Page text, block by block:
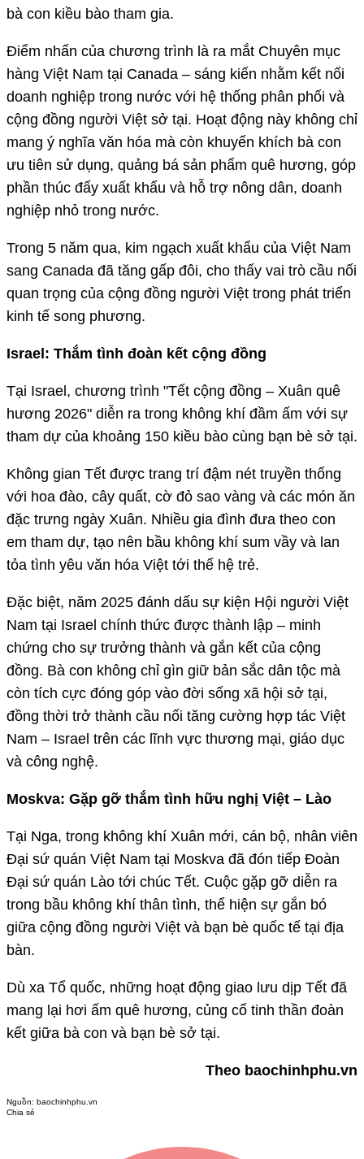
bà con kiều bào tham gia.
Điểm nhấn của chương trình là ra mắt Chuyên mục
hàng Việt Nam tại Canada – sáng kiến nhằm kết nối
doanh nghiệp trong nước với hệ thống phân phối và
cộng đồng người Việt sở tại. Hoạt động này không chỉ
mang ý nghĩa văn hóa mà còn khuyến khích bà con
ưu tiên sử dụng, quảng bá sản phẩm quê hương, góp
phần thúc đẩy xuất khẩu và hỗ trợ nông dân, doanh
nghiệp nhỏ trong nước.
Trong 5 năm qua, kim ngạch xuất khẩu của Việt Nam
sang Canada đã tăng gấp đôi, cho thấy vai trò cầu nối
quan trọng của cộng đồng người Việt trong phát triển
kinh tế song phương.
Israel: Thắm tình đoàn kết cộng đồng
Tại Israel, chương trình "Tết cộng đồng – Xuân quê
hương 2026" diễn ra trong không khí đầm ấm với sự
tham dự của khoảng 150 kiều bào cùng bạn bè sở tại.
Không gian Tết được trang trí đậm nét truyền thống
với hoa đào, cây quất, cờ đỏ sao vàng và các món ăn
đặc trưng ngày Xuân. Nhiều gia đình đưa theo con
em tham dự, tạo nên bầu không khí sum vầy và lan
tỏa tình yêu văn hóa Việt tới thế hệ trẻ.
Đặc biệt, năm 2025 đánh dấu sự kiện Hội người Việt
Nam tại Israel chính thức được thành lập – minh
chứng cho sự trưởng thành và gắn kết của cộng
đồng. Bà con không chỉ gìn giữ bản sắc dân tộc mà
còn tích cực đóng góp vào đời sống xã hội sở tại,
đồng thời trở thành cầu nối tăng cường hợp tác Việt
Nam – Israel trên các lĩnh vực thương mại, giáo dục
và công nghệ.
Moskva: Gặp gỡ thắm tình hữu nghị Việt – Lào
Tại Nga, trong không khí Xuân mới, cán bộ, nhân viên
Đại sứ quán Việt Nam tại Moskva đã đón tiếp Đoàn
Đại sứ quán Lào tới chúc Tết. Cuộc gặp gỡ diễn ra
trong bầu không khí thân tình, thể hiện sự gắn bó
giữa cộng đồng người Việt và bạn bè quốc tế tại địa
bàn.
Dù xa Tổ quốc, những hoạt động giao lưu dịp Tết đã
mang lại hơi ấm quê hương, củng cố tinh thần đoàn
kết giữa bà con và bạn bè sở tại.
Theo baochinhphu.vn
Nguồn: baochinhphu.vn
Chia sẻ